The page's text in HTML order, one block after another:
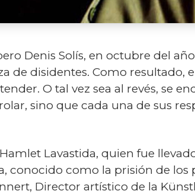
Denis Solís, en octubre del
de disidentes. Como resultado,
O tal vez sea al revés, se
sino que cada una de sus
Lavastida, quien fue
como la prisión de los
Director artístico de la